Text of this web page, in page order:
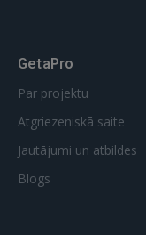
GetaPro
Par projektu
Atgriezeniskā saite
Jautājumi un atbildes
Blogs